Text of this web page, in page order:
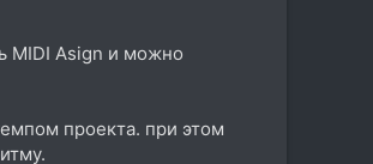
MIDI Asign и можно
проекта. при этом